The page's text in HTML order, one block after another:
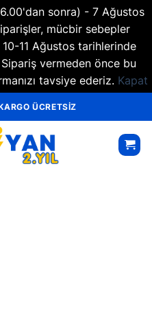
sonra) - 7 Ağustos
mücbir sebepler
11 Ağustos tarihlerinde
vermeden önce bu
tavsiye ederiz. Kapat
ÜCRETSİZ